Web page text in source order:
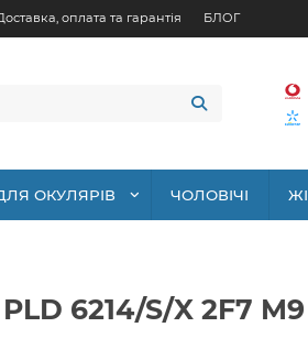
оплата та гарантія БЛОГ
ОКУЛЯРІВ ЧОЛОВІЧІ
6214/S/X 2F7 M9